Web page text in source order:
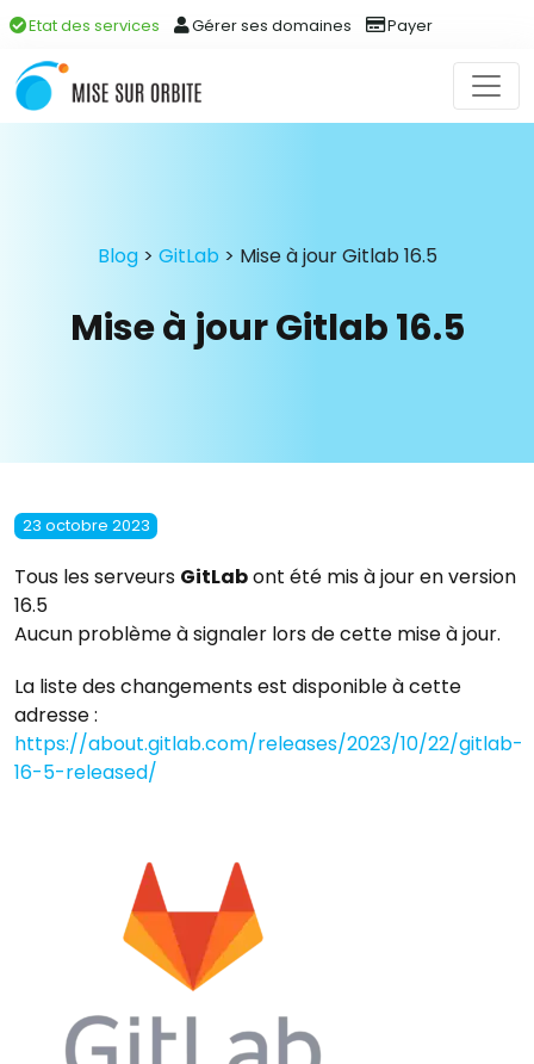
Etat des services Gérer ses domaines Payer
Blog> GitLab > Mise à jour Gitlab 16.5
Mise à jour Gitlab 16.5
23 octobre 2023
Tous les serveurs GitLabont été mis à jour en version
16.5
Aucun problème à signaler lors de cette mise à jour.
La liste des changements est disponible à cette
adresse :
https://about.gitlab.com/releases/2023/10/22/gitlab-
16-5-released/